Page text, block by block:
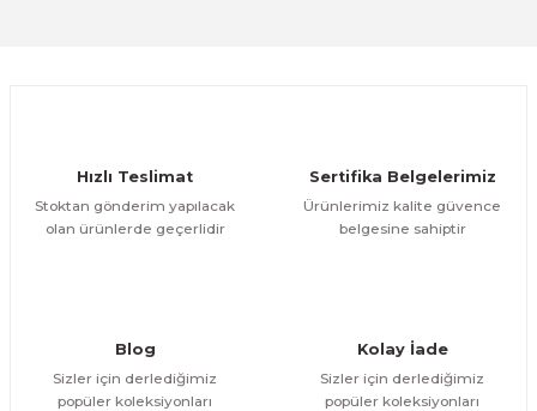
Bu ürüne benzer farklı alternatifler olmalı.
Hızlı Teslimat
Stoktan gönderim yapılacak
olan ürünlerde geçerlidir
Sertifika Belgelerimiz
Ürünlerimiz kalite güvence
belgesine sahiptir
Blog
Sizler için derlediğimiz
popüler koleksiyonları
Kolay İade
Sizler için derlediğimiz
popüler koleksiyonları